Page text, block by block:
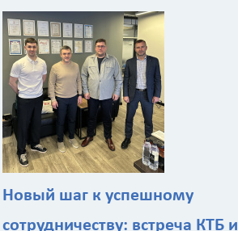
Новый шаг к успешному
сотрудничеству: встреча КТБ и